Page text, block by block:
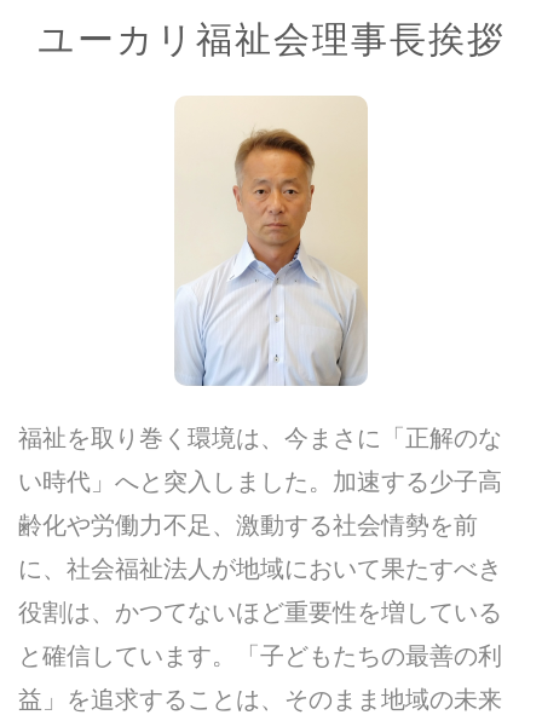
ユーカリ福祉会理事長挨拶
福祉を取り巻く環境は、今まさに「正解のな
い時代」へと突入しました。加速する少子高
齢化や労働力不足、激動する社会情勢を前
に、社会福祉法人が地域において果たすべき
役割は、かつてないほど重要性を増している
と確信しています。「子どもたちの最善の利
益」を追求することは、そのまま地域の未来